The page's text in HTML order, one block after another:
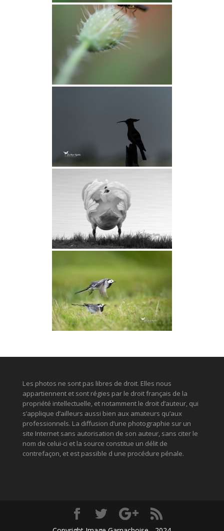
Les photos ne sont pas libres de droit. Elles nous
appartiennent et sont régies par le droit français de la
propriété intellectuelle, et notamment le droit d’auteur, qui
s’applique d’ailleurs aussi bien aux amateurs qu’aux
professionnels. La diffusion d’une photographie sur un
site Internet sans autorisation de son auteur, sans citer le
nom de celui-ci et la source constitue un délit de
contrefaçon, et est passible d une procédure pénale.